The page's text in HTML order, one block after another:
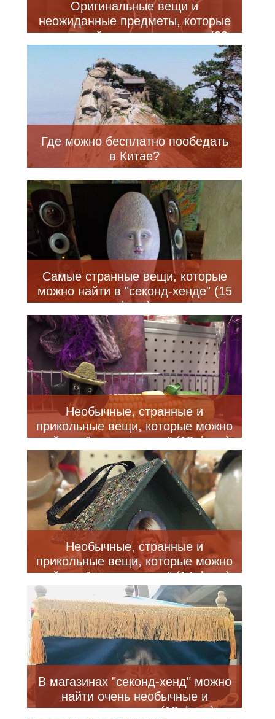
Оригинальные вещи и
неожиданные предметы, которые
можно найти в секонд-хенде (23
фото)
Где можно бесплатно пообедать
в Китае?
Самые странные вещи, которые
можно найти в "секонд-хенде" (15
фото)
Необычные, странные и
прикольные вещи, которые можно
найти в "секонд-хенде" (18 фото)
Необычные, странные и
прикольные вещи, которые можно
найти в "секонд-хенде" (14 фото)
В магазинах "секонд-хенд" можно
найти очень необычные и
прикольные вещи (18 фото)